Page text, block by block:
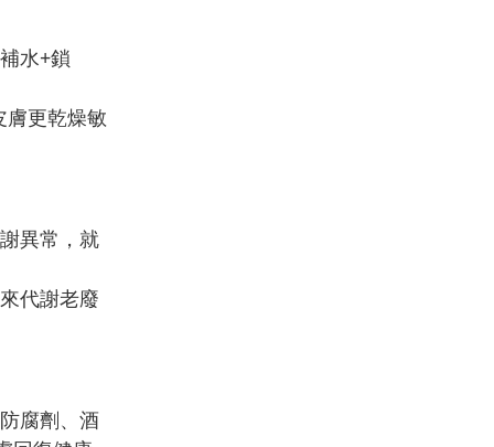
水+鎖
膚更乾燥敏
異常，就
代謝老廢
腐劑、酒